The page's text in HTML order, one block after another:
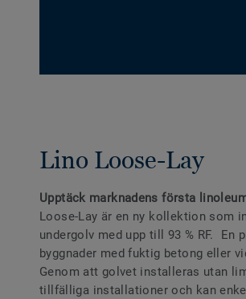
Lino Loose-Lay
Upptäck marknadens första
Loose-Lay är en ny kollektion som
undergolv med upp till 93 % RF. En
byggnader med fuktig betong eller
Genom att golvet installeras utan
tillfälliga installationer och kan